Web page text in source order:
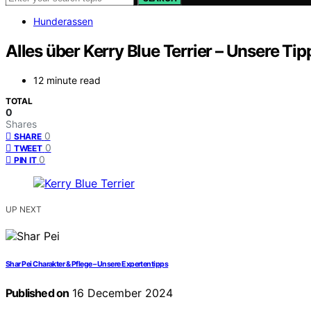
Hunderassen
Alles über Kerry Blue Terrier – Unsere
12 minute read
TOTAL
0
Shares
SHARE 0
TWEET 0
PIN IT 0
UP NEXT
Shar Pei Charakter & Pflege – Unsere Expertentipps
Published on 16 December 2024